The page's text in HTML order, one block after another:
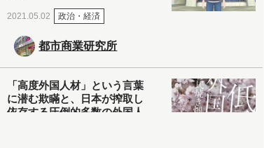
2021.05.02 政治・経済
都市商業研究所
「高度外国人材」という言葉
に潜む欺瞞と、日本が搾取し
依存する圧倒的多数の外国人